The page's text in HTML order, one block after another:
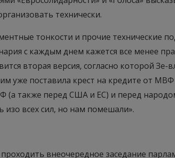
технически.
тонкости и прочие технические
с каждым днем кажется все менее
вторая версия, согласно которой Зе-
уже поставила крест на кредите от МВФ
также перед США и ЕС) и перед
изо всех сил, но нам помешали».
внеочередное заседание